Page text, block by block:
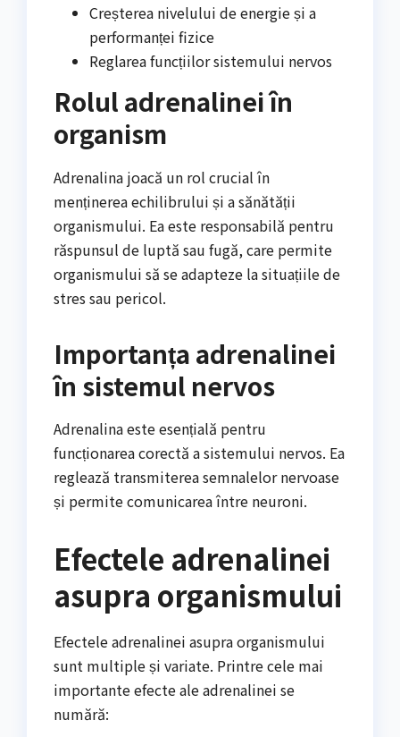
Creșterea nivelului de energie și a
performanței fizice
Reglarea funcțiilor sistemului nervos
Rolul adrenalinei în
organism
Adrenalina joacă un rol crucial în
menținerea echilibrului și a sănătății
organismului. Ea este responsabilă pentru
răspunsul de luptă sau fugă, care permite
organismului să se adapteze la situațiile de
stres sau pericol.
Importanța adrenalinei
în sistemul nervos
Adrenalina este esențială pentru
funcționarea corectă a sistemului nervos. Ea
reglează transmiterea semnalelor nervoase
și permite comunicarea între neuroni.
Efectele adrenalinei
asupra organismului
Efectele adrenalinei asupra organismului
sunt multiple și variate. Printre cele mai
importante efecte ale adrenalinei se
numără: